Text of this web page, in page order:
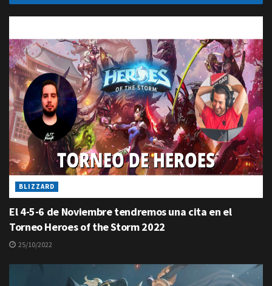
BLIZZARD
El 4-5-6 de Noviembre tendremos una cita en el
Torneo Heroes of the Storm 2022
25/10/2022